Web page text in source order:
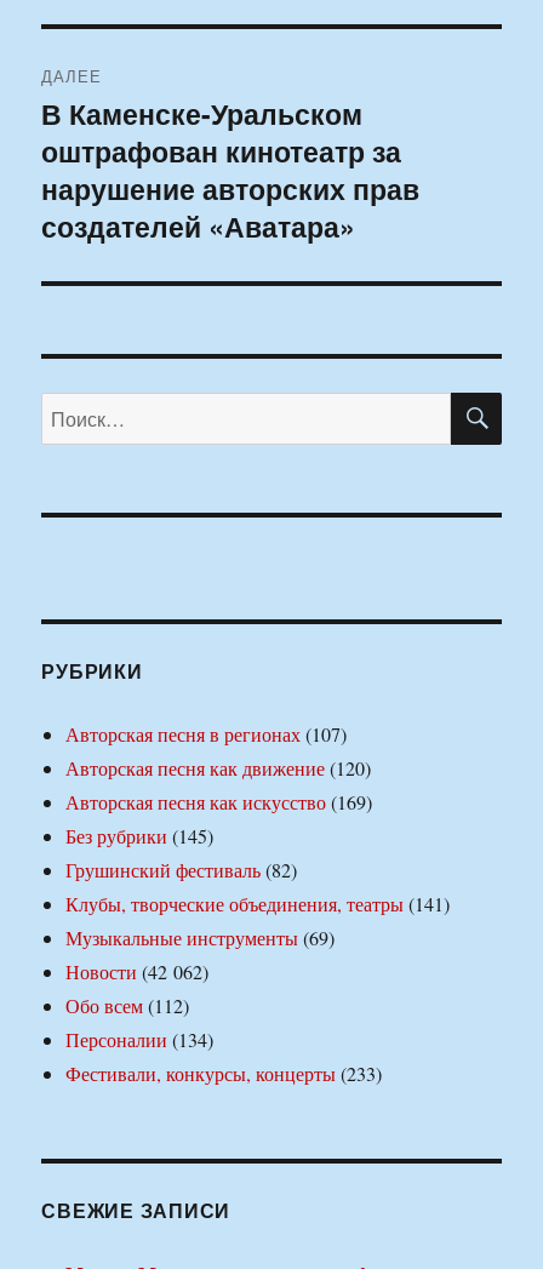
ДАЛЕЕ
Следующая
запись:
В Каменске-Уральском
оштрафован кинотеатр за
нарушение авторских прав
создателей «Аватара»
Искать:
РУБРИКИ
Авторская песня в регионах(107)
Авторская песня как движение(120)
Авторская песня как искусство(169)
Без рубрики (145)
Грушинский фестиваль(82)
Клубы, творческие объединения, театры(141)
Музыкальные инструменты(69)
Новости (42 062)
Обо всем(112)
Персоналии (134)
Фестивали, конкурсы, концерты(233)
СВЕЖИЕ ЗАПИСИ